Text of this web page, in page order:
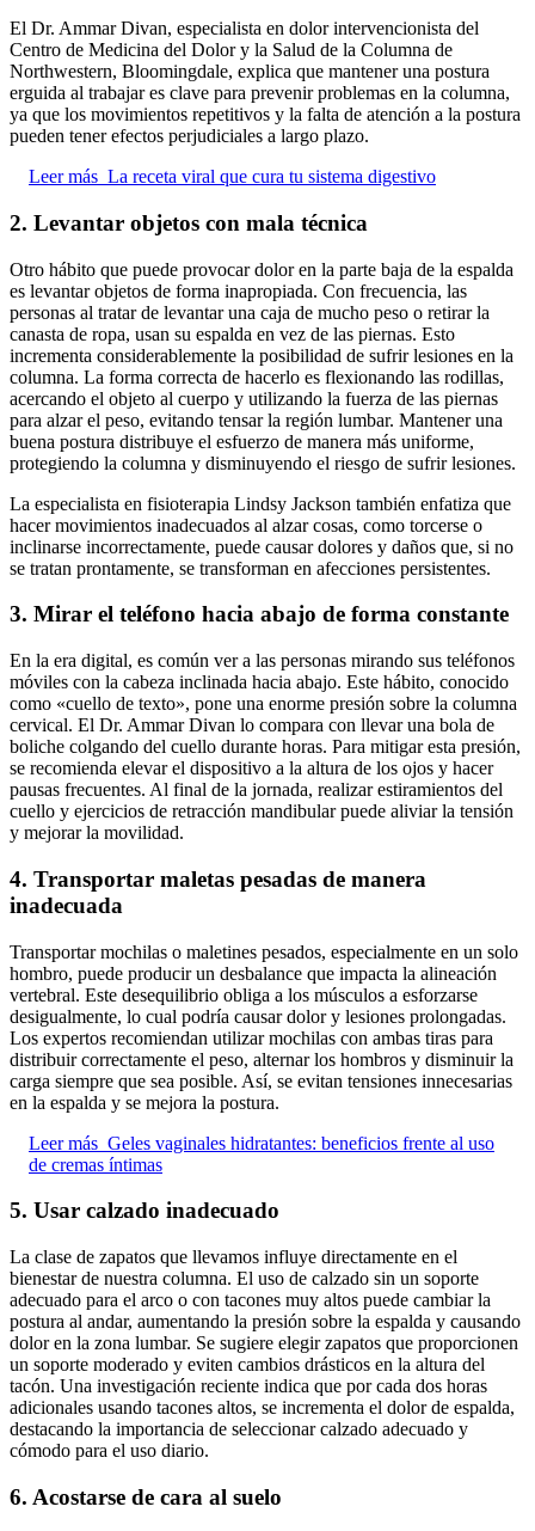
El Dr. Ammar Divan, especialista en dolor intervencionista del
Centro de Medicina del Dolor y la Salud de la Columna de
Northwestern, Bloomingdale, explica que mantener una postura
erguida al trabajar es clave para prevenir problemas en la columna,
ya que los movimientos repetitivos y la falta de atención a la postura
pueden tener efectos perjudiciales a largo plazo.
Leer más La receta viral que cura tu sistema digestivo
2. Levantar objetos con mala técnica
Otro hábito que puede provocar dolor en la parte baja de la espalda
es levantar objetos de forma inapropiada. Con frecuencia, las
personas al tratar de levantar una caja de mucho peso o retirar la
canasta de ropa, usan su espalda en vez de las piernas. Esto
incrementa considerablemente la posibilidad de sufrir lesiones en la
columna. La forma correcta de hacerlo es flexionando las rodillas,
acercando el objeto al cuerpo y utilizando la fuerza de las piernas
para alzar el peso, evitando tensar la región lumbar. Mantener una
buena postura distribuye el esfuerzo de manera más uniforme,
protegiendo la columna y disminuyendo el riesgo de sufrir lesiones.
La especialista en fisioterapia Lindsy Jackson también enfatiza que
hacer movimientos inadecuados al alzar cosas, como torcerse o
inclinarse incorrectamente, puede causar dolores y daños que, si no
se tratan prontamente, se transforman en afecciones persistentes.
3. Mirar el teléfono hacia abajo de forma constante
En la era digital, es común ver a las personas mirando sus teléfonos
móviles con la cabeza inclinada hacia abajo. Este hábito, conocido
como «cuello de texto», pone una enorme presión sobre la columna
cervical. El Dr. Ammar Divan lo compara con llevar una bola de
boliche colgando del cuello durante horas. Para mitigar esta presión,
se recomienda elevar el dispositivo a la altura de los ojos y hacer
pausas frecuentes. Al final de la jornada, realizar estiramientos del
cuello y ejercicios de retracción mandibular puede aliviar la tensión
y mejorar la movilidad.
4. Transportar maletas pesadas de manera
inadecuada
Transportar mochilas o maletines pesados, especialmente en un solo
hombro, puede producir un desbalance que impacta la alineación
vertebral. Este desequilibrio obliga a los músculos a esforzarse
desigualmente, lo cual podría causar dolor y lesiones prolongadas.
Los expertos recomiendan utilizar mochilas con ambas tiras para
distribuir correctamente el peso, alternar los hombros y disminuir la
carga siempre que sea posible. Así, se evitan tensiones innecesarias
en la espalda y se mejora la postura.
Leer más Geles vaginales hidratantes: beneficios frente al uso
de cremas íntimas
5. Usar calzado inadecuado
La clase de zapatos que llevamos influye directamente en el
bienestar de nuestra columna. El uso de calzado sin un soporte
adecuado para el arco o con tacones muy altos puede cambiar la
postura al andar, aumentando la presión sobre la espalda y causando
dolor en la zona lumbar. Se sugiere elegir zapatos que proporcionen
un soporte moderado y eviten cambios drásticos en la altura del
tacón. Una investigación reciente indica que por cada dos horas
adicionales usando tacones altos, se incrementa el dolor de espalda,
destacando la importancia de seleccionar calzado adecuado y
cómodo para el uso diario.
6. Acostarse de cara al suelo